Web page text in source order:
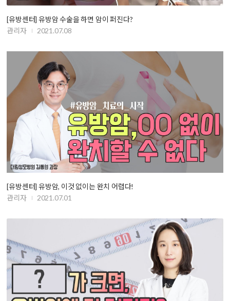
[유방센터] 유방암 수술을 하면 암이 퍼진다?
관리자
2021.07.08
[유방센터] 유방암, 이것 없이는 완치 어렵다!
관리자
2021.07.01